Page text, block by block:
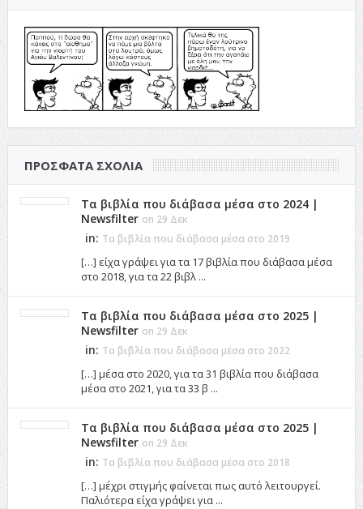
ΠΡΌΣΦΑΤΑ ΣΧΌΛΙΑ
Τα βιβλία που διάβασα μέσα στο 2024 |
Newsfilter on 29 Δεκ
in: Τα βιβλία που διάβασα μέσα στο 2019
[…] είχα γράψει για τα 17 βιβλία που διάβασα μέσα
στο 2018, για τα 22 βιβλ ...
Τα βιβλία που διάβασα μέσα στο 2025 |
Newsfilter on 29 Δεκ
in: Τα βιβλία που διάβασα μέσα στο 2022
[…] μέσα στο 2020, για τα 31 βιβλία που διάβασα
μέσα στο 2021, για τα 33 β ...
Τα βιβλία που διάβασα μέσα στο 2025 |
Newsfilter on 29 Δεκ
in: Τα βιβλία που διάβασα μέσα στο 2018
[…] μέχρι στιγμής φαίνεται πως αυτό λειτουργεί.
Παλιότερα είχα γράψει για ...